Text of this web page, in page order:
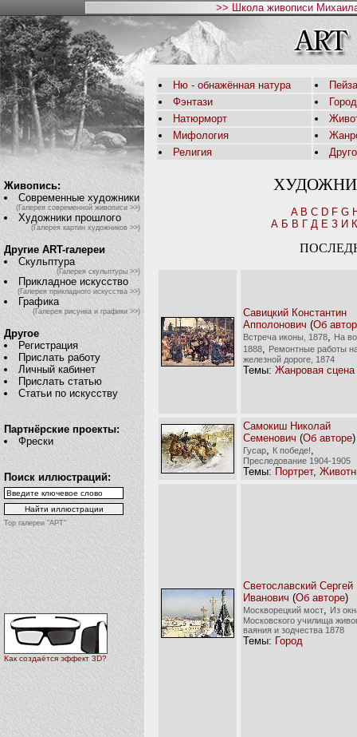
>> Школа живописи
Живопись:
Современные художники
(Галерея современной живописи >>)
Художники прошлого
(Галерея картин художников >>)
Другие ART-галереи
Скульптура
(Галерея скульптуры >>)
Прикладное искусство
(Галерея прикладного искусства >>)
Графика
(Галерея рисунка и графики >>)
Другое
Регистрация
Прислать работу
Личный кабинет
Прислать статью
Статьи по искусству
Партнёрские проекты:
Фрески
Поиск иллюстраций:
Top галереи "АРТ"
Как создаётся эффект 3D?
Ню - обнажённая натура
Фэнтази
Город
Натюрморт
Мифология
Религия
A B C D F G
А Б В Г Д Е З И К
Савицкий Константин
Апполонович (Об
Встреча иконы, 1878
На
1888
Ремонтные работы
железной дороге, 1874
Темы: Жанровая сцена
Самокиш Николай
Семенович (Об авторе)
Гусар К победе!
Преследование 1904-1905
Темы: Портрет,
Светославский Сергей
Иванович (Об авторе)
Москворецкий мост
Из
Московского училища
ваяния и зодчества 1878
Темы: Город